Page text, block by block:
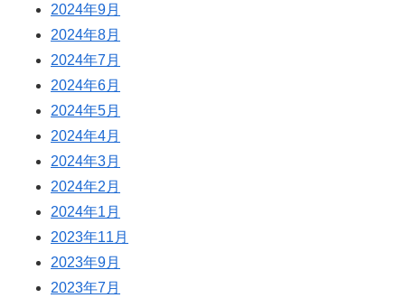
2024年9月
2024年8月
2024年7月
2024年6月
2024年5月
2024年4月
2024年3月
2024年2月
2024年1月
2023年11月
2023年9月
2023年7月